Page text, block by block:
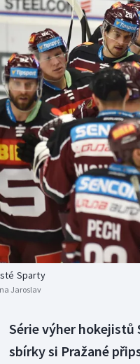
Curling
Dostihy
Florbal
Futsal
Golf
Gymnastika
Sparty
Jaroslav
Série výher hokejistů
sbírky si Pražané